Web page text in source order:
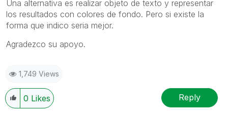
Una alternativa es realizar objeto de texto y representar
los resultados con colores de fondo. Pero si existe la
forma que indico seria mejor.
Agradezco su apoyo.
1,749 Views
0 Likes Reply